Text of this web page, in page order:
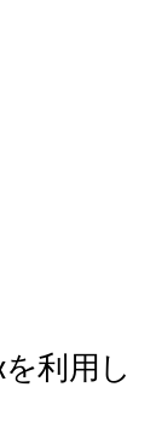
利用し